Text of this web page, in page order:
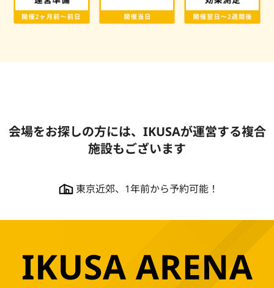
会場をお探しの方には、IKUSAが運営する複合
施設もございます
東京近郊、1年前から予約可能！